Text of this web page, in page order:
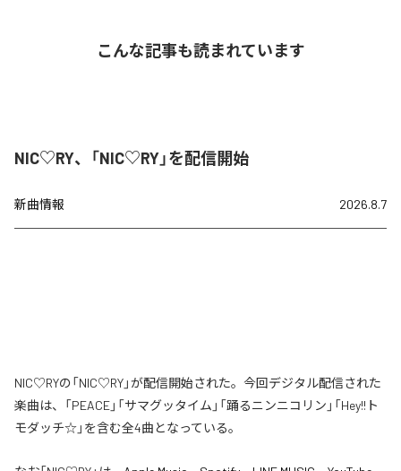
こんな記事も読まれています
NIC♡RY、「NIC♡RY」を配信開始
新曲情報 2026.8.7
NIC♡RYの「NIC♡RY」が配信開始された。今回デジタル配信された
楽曲は、「PEACE」「サマグッタイム」「踊るニンニコリン」「Hey!!ト
モダッチ☆」を含む全4曲となっている。